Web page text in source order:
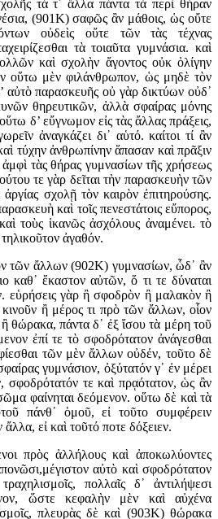
τά τ᾽ ἄλλα πάντα τὰ περὶ θήραν
(901K) σαφῶς ἂν μάθοις, ὡς οὔτε
οὐδεὶς οὔτε τῶν τὰς τέχνας
τὰ τοιαῦτα γυμνάσια. καὶ
καὶ σχολὴν ἄγοντος οὐκ ὀλίγην
οὕτω μὲν φιλάνθρωπον, ὡς μηδὲ τὸν
αὐτὸ παρασκευῆς οὐ γὰρ δικτύων οὐδ᾽
θηρευτικῶν, ἀλλὰ σφαίρας μόνης
δ’ εὔγνωμον εἰς τὰς ἄλλας πράξεις,
ἀναγκάζει δι᾽ αὑτό. καίτοι τί ἂν
τύχην ἀνθρωπίνην ἅπασαν καὶ πρᾶξιν
τὰς θήρας γυμνασίων τῆς χρήσεως
τε γὰρ δεῖται τὴν παρασκευὴν τῶν
σχολῇ τὸν καιρὸν ἐπιτηρούσης.
καὶ τοῖς πενεστάτοις εὔπορος,
τοὺς ἱκανῶς ἀσχόλους ἀναμένει. τὸ
ἀγαθόν.
τῶν ἄλλων (902K) γυμνασίων, ὧδ᾽ ἂν
καθ᾽ ἕκαστον αὐτῶν, ὅ τι τε δύναται
εὑρήσεις γὰρ ἢ σφοδρὸν ἢ μαλακὸν ἢ
ἢ μέρος τι πρὸ τῶν ἄλλων, οἷον
θώρακα, πάντα δ᾽ ἐξ ἴσου τὰ μέρη τοῦ
ἐπί τε τὸ σφοδρότατον ἀνάγεσθαι
τῶν μὲν ἄλλων οὐδέν, τοῦτο δὲ
γυμνάσιον, ὀξύτατόν γ᾽ ἐν μέρει
σφοδρότατόν τε καὶ πρᾳότατον, ὡς ἂν
φαίνηται δεόμενον. οὕτω δὲ καὶ τὰ
πάνθ᾽ ὁμοῦ, εἰ τοῦτο συμφέρειν
εἰ καὶ τοῦτό ποτε δόξειεν.
πρὸς ἀλλήλους καὶ ἀποκωλύοντες
αὐτὸ καὶ σφοδρότατον
πολλαῖς δ᾽ ἀντιλήψεσι
ὥστε κεφαλὴν μὲν καὶ αὐχένα
πλευρὰς δὲ καὶ (903K) θώρακα